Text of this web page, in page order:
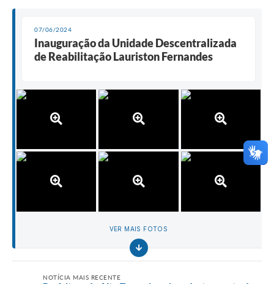
07/06/2024
Inauguração da Unidade Descentralizada
de Reabilitação Lauriston Fernandes
VER MAIS FOTOS
NOTÍCIA MAIS RECENTE